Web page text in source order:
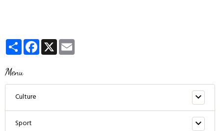
PartagerFacebook
X
Menu
Culture
Sport